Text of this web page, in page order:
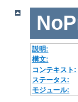
説明:
構文:
コンテキスト:
ステータス:
モジュール: